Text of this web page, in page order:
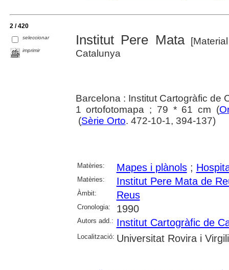
2 / 420
seleccionar
imprimir
Institut Pere Mata
Catalunya
Barcelona : Institut Cartogràfic de
1 ortofotomapa ; 79 * 61 cm (
(Sèrie Orto. 472-10-1, 394-137)
Matèries: Mapes i plànols;
Matèries: Institut Pere Mata de
Àmbit: Reus
Cronologia: 1990
Autors add.: Institut Cartogràfic de
Localització: Universitat Rovira i Virgili